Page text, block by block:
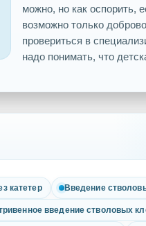
можно, но как оспорить,
возможно только
провериться в
надо понимать, что
катетер Введение
введение стволовых